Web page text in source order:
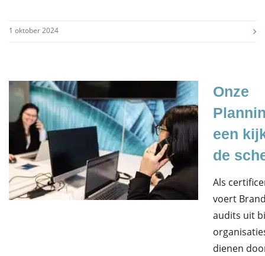
1 oktober 2024
Onze
een
de
Als
voert
audits uit
dienen